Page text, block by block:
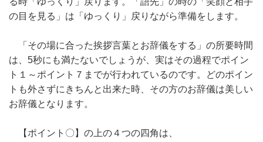
の目を見る」は「ゆっくり」戻りながら準備をします。
「その場に合った挨拶言葉とお辞儀をする」の所要時間
は、5秒にも満たないでしょうが、実はその過程でポイン
ト１～ポイント７までが行われているのです。どのポイン
トも外さずにきちんと出来た時、その方のお辞儀は美しい
お辞儀となります。
【ポイント〇】の上の４つの四角は、